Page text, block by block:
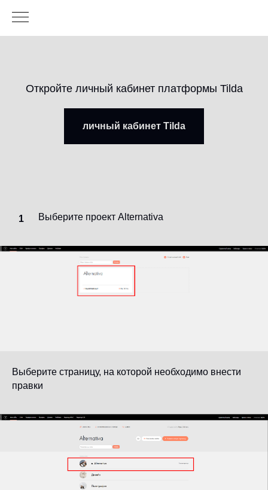
Откройте личный кабинет платформы Tilda
личный кабинет Tilda
1 Выберите проект Alternativa
Выберите страницу, на которой необходимо внести
правки